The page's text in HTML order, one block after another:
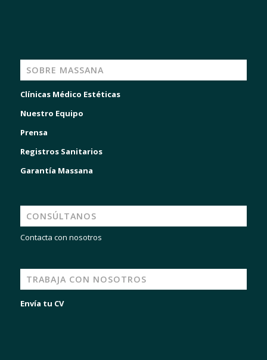
SOBRE MASSANA
Clínicas Médico Estéticas
Nuestro Equipo
Prensa
Registros Sanitarios
Garantía Massana
CONSÚLTANOS
Contacta con nosotros
TRABAJA CON NOSOTROS
Envía tu CV